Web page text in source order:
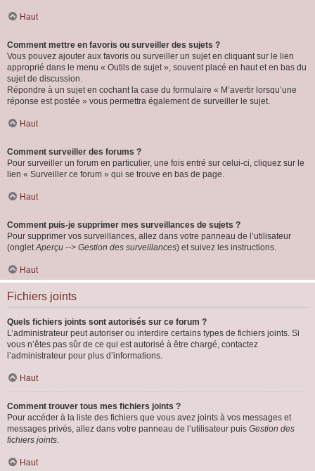
Haut
Comment mettre en favoris ou surveiller des sujets ?
Vous pouvez ajouter aux favoris ou surveiller un sujet en cliquant sur le lien
approprié dans le menu « Outils de sujet », souvent placé en haut et en bas du
sujet de discussion.
Répondre à un sujet en cochant la case du formulaire « M’avertir lorsqu’une
réponse est postée » vous permettra également de surveiller le sujet.
Haut
Comment surveiller des forums ?
Pour surveiller un forum en particulier, une fois entré sur celui-ci, cliquez sur le
lien « Surveiller ce forum » qui se trouve en bas de page.
Haut
Comment puis-je supprimer mes surveillances de sujets ?
Pour supprimer vos surveillances, allez dans votre panneau de l’utilisateur
(ongletAperçu --> Gestion des surveillances) et suivez les instructions.
Haut
Fichiers joints
Quels fichiers joints sont autorisés sur ce forum ?
L’administrateur peut autoriser ou interdire certains types de fichiers joints. Si
vous n’êtes pas sûr de ce qui est autorisé à être chargé, contactez
l’administrateur pour plus d’informations.
Haut
Comment trouver tous mes fichiers joints ?
Pour accéder à la liste des fichiers que vous avez joints à vos messages et
messages privés, allez dans votre panneau de l’utilisateur puis Gestion des
fichiers joints.
Haut